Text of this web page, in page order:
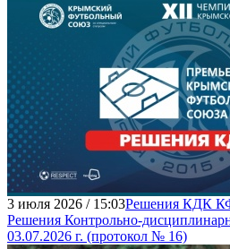
3 июля 2026 / 15:03Решения КДК
Решения Контрольно-
03.07.2026 г. (протокол № 16)